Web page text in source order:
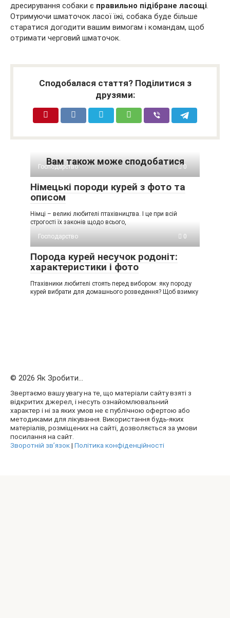
дресирування собаки є правильно підібране ласощі
Отримуючи шматочок ласої їжі, собака буде більше
старатися догодити вашим вимогам і командам, щоб
отримати черговий шматочок.
Сподобалася стаття? Поділитися з
друзями:
Вам також може сподобатися
Господарство 0
Німецькі породи курей з фото та
описом
Німці – великі любителі птахівництва. І це при всій
строгості їх законів щодо всього,
Господарство
0
Порода курей несучок родоніт:
характеристики і фото
Птахівники любителі стоять перед вибором: яку породу
курей вибрати для домашнього розведення? Щоб взимку
© 2026 Як Зробити...
Звертаємо вашу увагу на те, що матеріали сайту взяті з
відкритих джерел, і несуть ознайомлювальний
характер і ні за яких умов не є публічною офертою або
методиками для лікування. Використання будь-яких
матеріалів, розміщених на сайті, дозволяється за умови
посилання на сайт.
Зворотній зв’язок| Політика конфіденційності